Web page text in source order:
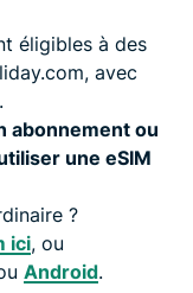
éligibles à des
avec
abonnement ou
une eSIM
?
ici, ou
Android.